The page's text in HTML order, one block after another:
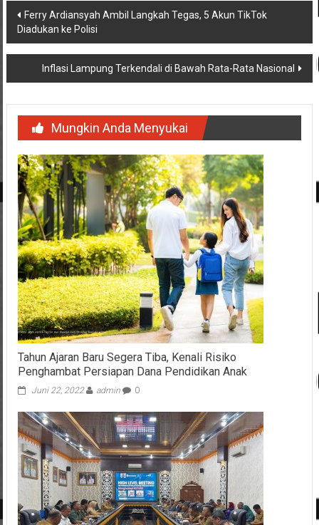
Navigasi
pos
Ferry Ardiansyah Ambil Langkah Tegas, 5 Akun TikTok
Diadukan ke Polisi
Inflasi Lampung Terkendali di Bawah Rata-Rata Nasional
Mungkin Anda Menyukai
Tahun Ajaran Baru Segera Tiba, Kenali Risiko
Penghambat Persiapan Dana Pendidikan Anak
Juni 22, 2022 admin 0